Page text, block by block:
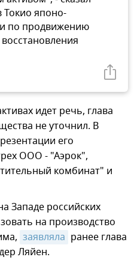
японо-
по продвижению
идет речь, глава
не уточнил. В
его
ООО - "Аэрок",
комбинат" и
Западе российских
на производство
заявляла ранее глава
Ляйен.